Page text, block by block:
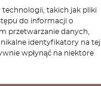
technologii, takich jak pliki
do informacji o
przetwarzanie danych,
identyfikatory na tej
wpłynąć na niektóre
szyberdachu
Eclipse Galant
Bezel Beige